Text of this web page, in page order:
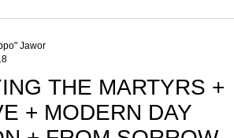
THE MARTYRS +
+ MODERN DAY
Jawor